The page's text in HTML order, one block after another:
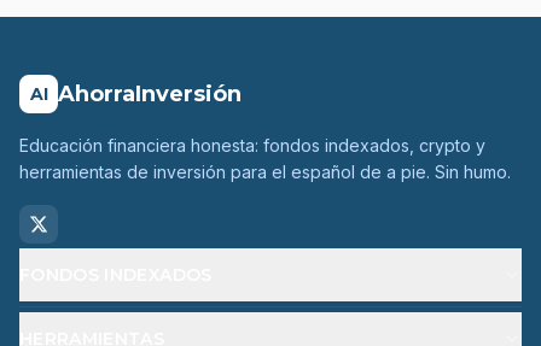
AI AhorraInversión
Educación financiera honesta: fondos indexados, crypto y
herramientas de inversión para el español de a pie. Sin humo.